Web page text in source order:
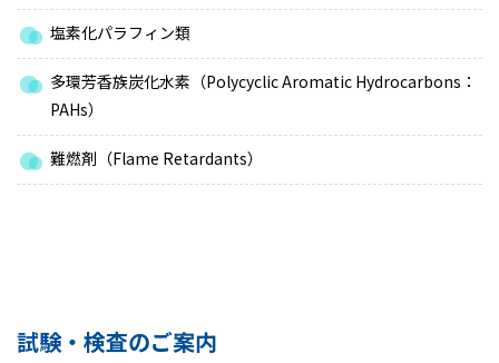
試験・検査のご案内
塩素化パラフィン類
多環芳香族炭化水素（Polycyclic Aromatic Hydrocarbons：
PAHs）
難燃剤（Flame Retardants）